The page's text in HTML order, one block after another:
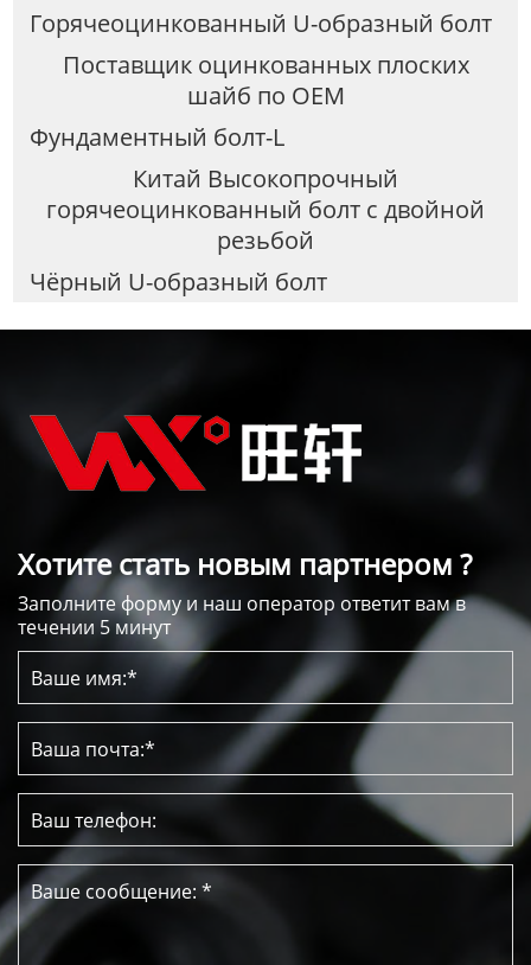
Горячеоцинкованный U-образный болт
Поставщик оцинкованных плоских
шайб по OEM
Фундаментный болт-L
Китай Высокопрочный
горячеоцинкованный болт с двойной
резьбой
Чёрный U-образный болт
Хотите стать новым партнером ?
Заполните форму и наш оператор ответит вам в
течении 5 минут